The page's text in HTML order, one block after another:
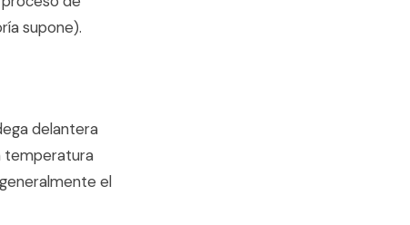
supone).
delantera
temperatura
el